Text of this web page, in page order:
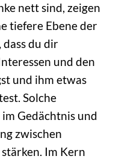
nett sind, zeigen
tiefere Ebene der
dass du dir
und den
und ihm etwas
Solche
Gedächtnis und
zwischen
Im Kern